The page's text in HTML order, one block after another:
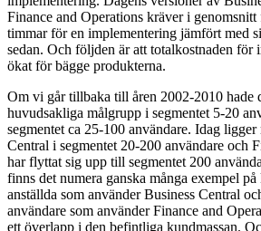
Finance and Operations kräver i
timmar för en implementering jämfört med
sedan. Och följden är att totalkostnaden för
ökat för bägge produkterna.
Om vi går tillbaka till åren 2002-2010 hade
huvudsakliga målgrupp i segmentet 5-20
segmentet ca 25-100 användare. Idag
Central i segmentet 20-200 användare och
har flyttat sig upp till segmentet 200
finns det numera ganska många exempel
anställda som använder Business Central
användare som använder Finance and
ett överlapp i den befintliga kundmassan.